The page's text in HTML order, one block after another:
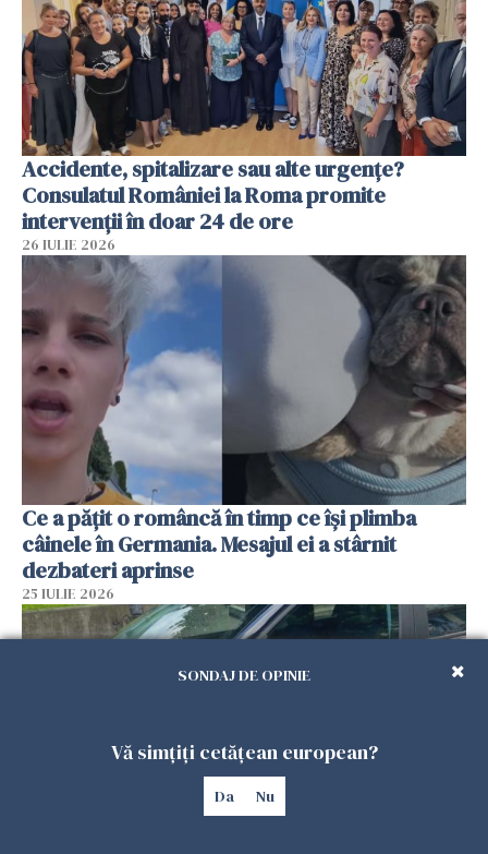
Accidente, spitalizare sau alte urgențe?
Consulatul României la Roma promite
intervenții în doar 24 de ore
26 IULIE 2026
Ce a pățit o româncă în timp ce își plimba
câinele în Germania. Mesajul ei a stârnit
dezbateri aprinse
25 IULIE 2026
SONDAJ DE OPINIE
Vă simțiți cetățean european?
Da Nu